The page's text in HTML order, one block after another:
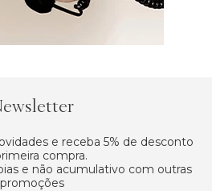
e receba 5% de desconto
compra.
e não acumulativo com outras
promoções